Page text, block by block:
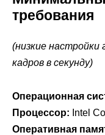
требования
(низкие настройки
кадров в секунду)
Операционная
Процессор: Intel
Оперативная